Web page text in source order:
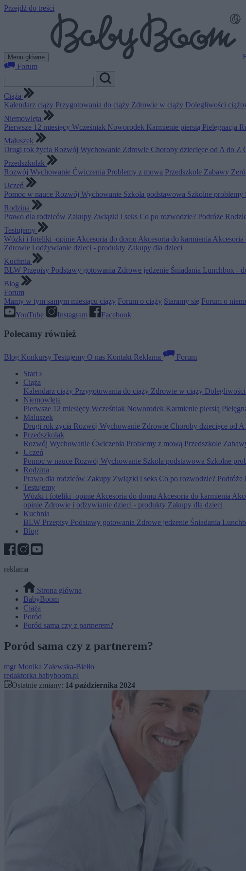
Przejdź do treści
Menu główne
Forum
Ciąża
Kalendarz ciąży Przygotowania do ciąży Zdrowie w ciąży Dolegliwości
Niemowlęta
Pierwsze 12 miesięcy Wcześniak Noworodek Karmienie piersią Pielęgnacja
Maluszek
Drugi rok życia Rozwój Wychowanie Zdrowie Choroby dziecięce od A do Z
Przedszkolak
Rozwój Wychowanie Ćwiczenia Problemy z mową Przedszkole Zabawy
Uczeń
Pomoc w nauce Rozwój Wychowanie Szkoła podstawowa Szkolne problemy
Rodzina
Prawo dla rodziców Zakupy Związki i seks Co po rozwodzie? Podróże
Testujemy
Wózki i foteliki -opinie Akcesoria do domu Akcesoria do karmienia Akcesoria
Zdrowie i odżywianie dzieci - produkty Zakupy dla dzieci
Kuchnia
BLW Przepisy Podstawy gotowania Zdrowe jedzenie Śniadania Lunchbox -
Blog
Forum
Mamy w tym samym miesiącu ciąży Forum o ciąży Staramy się Forum o
YouTube
Instagram Facebook
Polecamy również
Blog Konkursy Testujemy O nas Kontakt Reklama
Forum
Start
Ciąża
Kalendarz ciąży Przygotowania do ciąży Zdrowie w ciąży
Niemowlęta
Pierwsze 12 miesięcy Wcześniak Noworodek Karmienie piersią
Maluszek
Drugi rok życia Rozwój Wychowanie Zdrowie Choroby dziecięce od A
Przedszkolak
Rozwój Wychowanie Ćwiczenia Problemy z mową Przedszkole
Uczeń
Pomoc w nauce Rozwój Wychowanie Szkoła podstawowa Szkolne
Rodzina
Prawo dla rodziców Zakupy Związki i seks Co po rozwodzie? Podróże
Testujemy
Wózki i foteliki -opinieAkcesoria do domu Akcesoria do karmienia
opinie Zdrowie i odżywianie dzieci - produkty Zakupy dla dzieci
Kuchnia
BLW Przepisy Podstawy gotowania Zdrowe jedzenie Śniadania
Blog
reklama
Strona główna
BabyBoom
Ciąża
Poród
Poród sama czy z partnerem?
Poród sama czy z partnerem?
mgr Monika Zalewska-Biełło
redaktorka babyboom.pl
Ostatnie zmiany: 14 października 2024